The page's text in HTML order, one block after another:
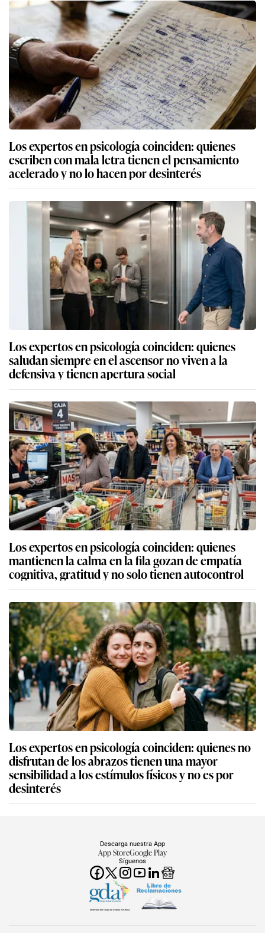
Los expertos en psicología coinciden: quienes
escriben con mala letra tienen el pensamiento
acelerado y no lo hacen por desinterés
Los expertos en psicología coinciden: quienes
saludan siempre en el ascensor no viven a la
defensiva y tienen apertura social
Los expertos en psicología coinciden: quienes
mantienen la calma en la fila gozan de empatía
cognitiva, gratitud y no solo tienen autocontrol
Los expertos en psicología coinciden: quienes no
disfrutan de los abrazos tienen una mayor
sensibilidad a los estímulos físicos y no es por
desinterés
Síguenos
Descarga nuestra App
App StoreGoogle Play
Miembro del Grupo de Diarios América